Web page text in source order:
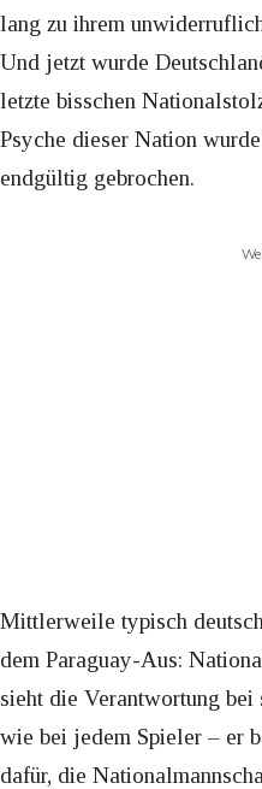
lang zu ihrem
Und jetzt wurde
letzte bisschen
Psyche dieser Nation
endgültig gebrochen.
Mittlerweile typisch
dem Paraguay-Aus:
sieht die Verantwortung
wie bei jedem Spieler – er
dafür, die